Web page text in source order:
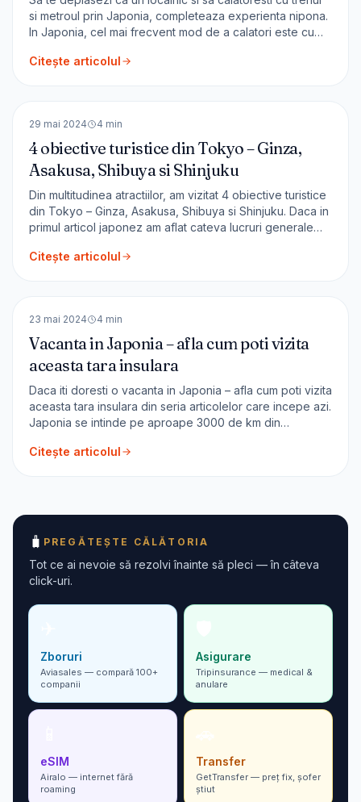
si metroul prin Japonia, completeaza experienta nipona.
In Japonia, cel mai frecvent mod de a calatori este cu
ferate cu o lungime de 30.000 km. Cu circa 26.000 de
Citește articolul
29 mai 2024 4 min
4 obiective turistice din Tokyo – Ginza,
Asakusa, Shibuya si Shinjuku
Din multitudinea atractiilor, am vizitat 4 obiective turistice
din Tokyo – Ginza, Asakusa, Shibuya si Shinjuku. Daca in
primul articol japonez am aflat cateva lucruri generale
zi de lucru, vei intra în ritmul locuitorilor și al orașului. Este
Citește articolul
23 mai 2024 4 min
Vacanta in Japonia – afla cum poti vizita
aceasta tara insulara
Daca iti doresti o vacanta in Japonia – afla cum poti vizita
aceasta tara insulara din seria articolelor care incepe azi.
Japonia se intinde pe aproape 3000 de km din
Hokkaido, Honshu, Shikoku și Kyushu sunt cele 4 mari
Citește articolul
🧳 PREGĂTEȘTE CĂLĂTORIA
Tot ce ai nevoie să rezolvi înainte să pleci — în câteva
click-uri.
Zboruri
Aviasales — compară 100+
companii
Asigurare
Tripinsurance — medical &
anulare
eSIM
Airalo — internet fără
roaming
Transfer
GetTransfer — preț fix, șofer
ști­ut